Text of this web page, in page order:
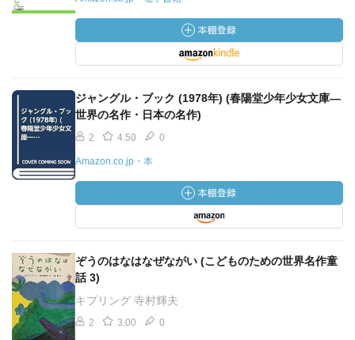
ジャングル・ブック (1978年) (春陽堂少年少女文庫―
世界の名作・日本の名作)
2 4.50 0
Amazon.co.jp・本
ぞうのはなはなぜながい (こどものための世界名作童
話 3)
キプリング 寺村輝夫
2 3.00 0